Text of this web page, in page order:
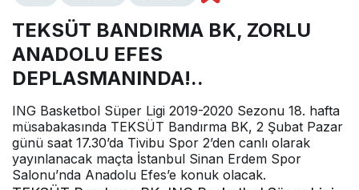
TEKSÜT BANDIRMA BK, ZORLU
ANADOLU EFES
DEPLASMANINDA!..
ING Basketbol Süper Ligi 2019-2020 Sezonu 18. hafta
müsabakasında TEKSÜT Bandırma BK, 2 Şubat Pazar
günü saat 17.30’da Tivibu Spor 2’den canlı olarak
yayınlanacak maçta İstanbul Sinan Erdem Spor
Salonu’nda Anadolu Efes’e konuk olacak.